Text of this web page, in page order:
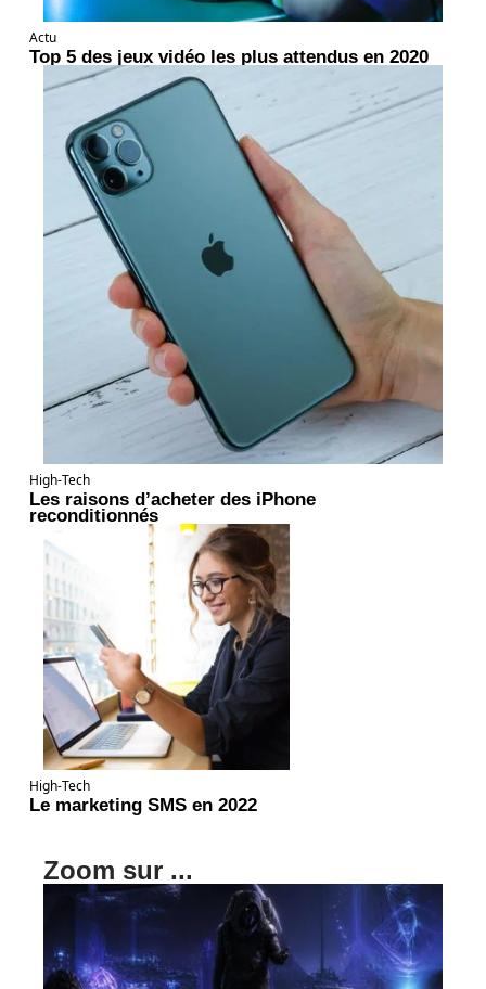
Actu
Top 5 des jeux vidéo les plus attendus en 2020
High-Tech
Les raisons d’acheter des iPhone
reconditionnés
High-Tech
Le marketing SMS en 2022
Zoom sur ...